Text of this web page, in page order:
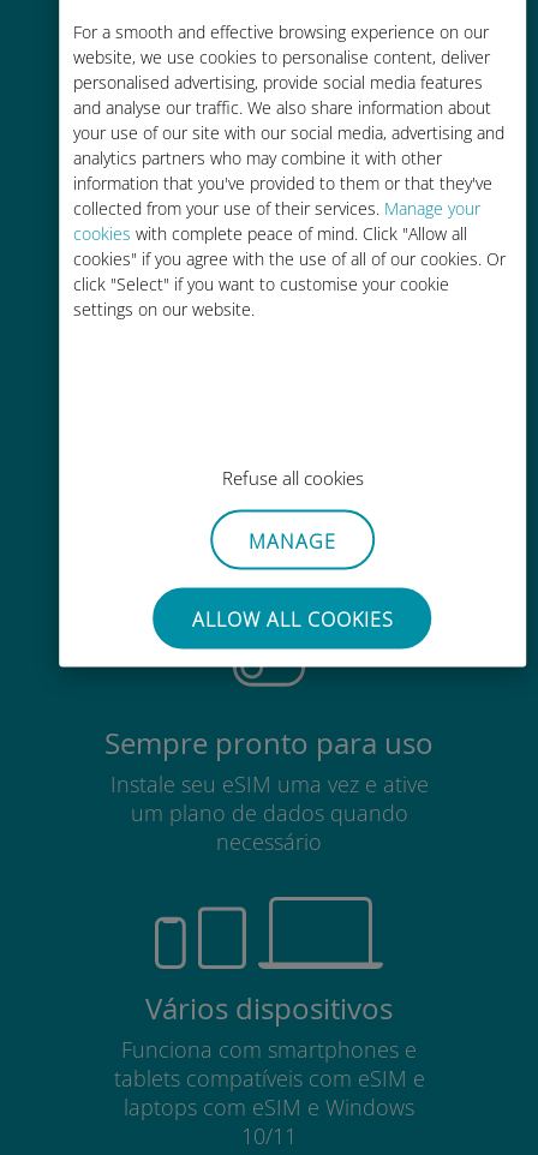
For a smooth and effective browsing experience on our
website, we use cookies to personalise content, deliver
personalised advertising, provide social media features
and analyse our traffic. We also share information about
your use of our site with our social media, advertising and
analytics partners who may combine it with other
information that you've provided to them or that they've
collected from your use of their services. Manage your
cookies with complete peace of mind. Click "Allow all
cookies" if you agree with the use of all of our cookies. Or
click "Select" if you want to customise your cookie
settings on our website.
Refuse all cookies
MANAGE
ALLOW ALL COOKIES
tarifas de roaming de sua
operadora atual
Fácil recarga
Em qualquer lugar por meio do
aplicativo Ubigi, mesmo sem Wi-Fi
Sem esforço
Não há necessidade de remover
seu cartão SIM existente
Sempre pronto para uso
Instale seu eSIM uma vez e ative
um plano de dados quando
necessário
Vários dispositivos
Funciona com smartphones e
tablets compatíveis com eSIM e
laptops com eSIM e Windows
10/11